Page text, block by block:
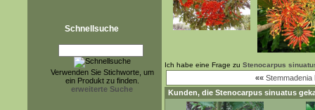
Schnellsuche
Verwenden Sie Stichworte, um
ein Produkt zu finden.
erweiterte Suche
Ich habe eine Frage zu Stenocarpus
«« Stemmadenia
Kunden, die Stenocarpus sinuatus